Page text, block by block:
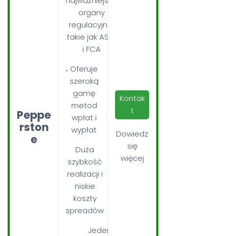
Peppe
rston
e
organy
regulacyjne,
takie jak ASIC
i FCA
Oferuje
szeroką
gamę
metod
wpłat i
wypłat
Duża
szybkość
realizacji i
niskie
koszty
spreadów
Jeden z
Kontak
t
Dowiedz
się
więcej